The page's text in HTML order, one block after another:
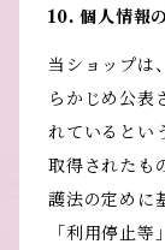
10. 個人情報
当ショップは
らかじめ公表
れているとい
取得されたも
護法の定めに
「利用停止